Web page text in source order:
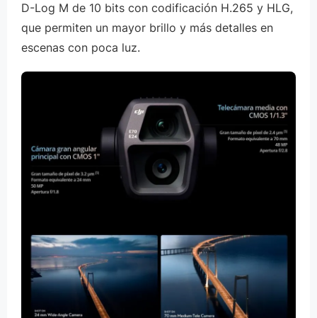
D-Log M de 10 bits con codificación H.265 y HLG,
que permiten un mayor brillo y más detalles en
escenas con poca luz.